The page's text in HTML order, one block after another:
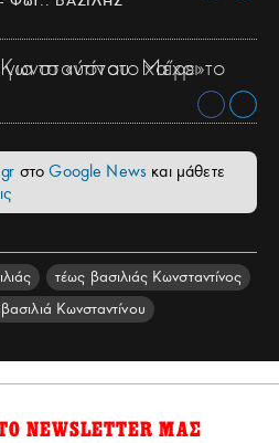
στοGoogle News και μάθετε
τέως βασιλιάς Κωνσταντίνος
Κωνσταντίνου
NEWSLETTER ΜΑΣ